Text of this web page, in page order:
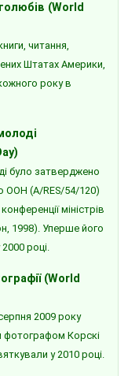
(World
читання,
Штатах Америки,
року в
було затверджено
ООН (A/RES/54/120)
міністрів
1998). Уперше його
році.
(World
2009 року
фотографом Корскі
у 2010 році.